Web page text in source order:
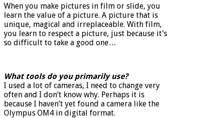
When you make pictures in film or slide, you
learn the value of a picture. A picture that is
unique, magical and irreplaceable. With film,
you learn to respect a picture, just because it’s
so difficult to take a good one…
What tools do you primarily use?
I used a lot of cameras, I need to change very
often and I don’t know why. Perhaps it is
because I haven’t yet found a camera like the
Olympus OM4 in digital format.